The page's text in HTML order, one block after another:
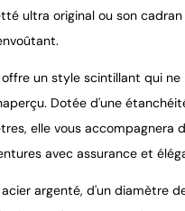
ultra original ou son
un style scintillant qui ne
Dotée d'une
elle vous accompagnera
avec assurance et
argenté, d'un diamètre